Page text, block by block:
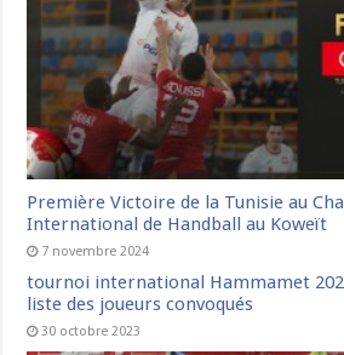
Première Victoire de la Tunisie au
International de Handball au Koweït
7 novembre 2024
tournoi international Hammamet
liste des joueurs convoqués
30 octobre 2023